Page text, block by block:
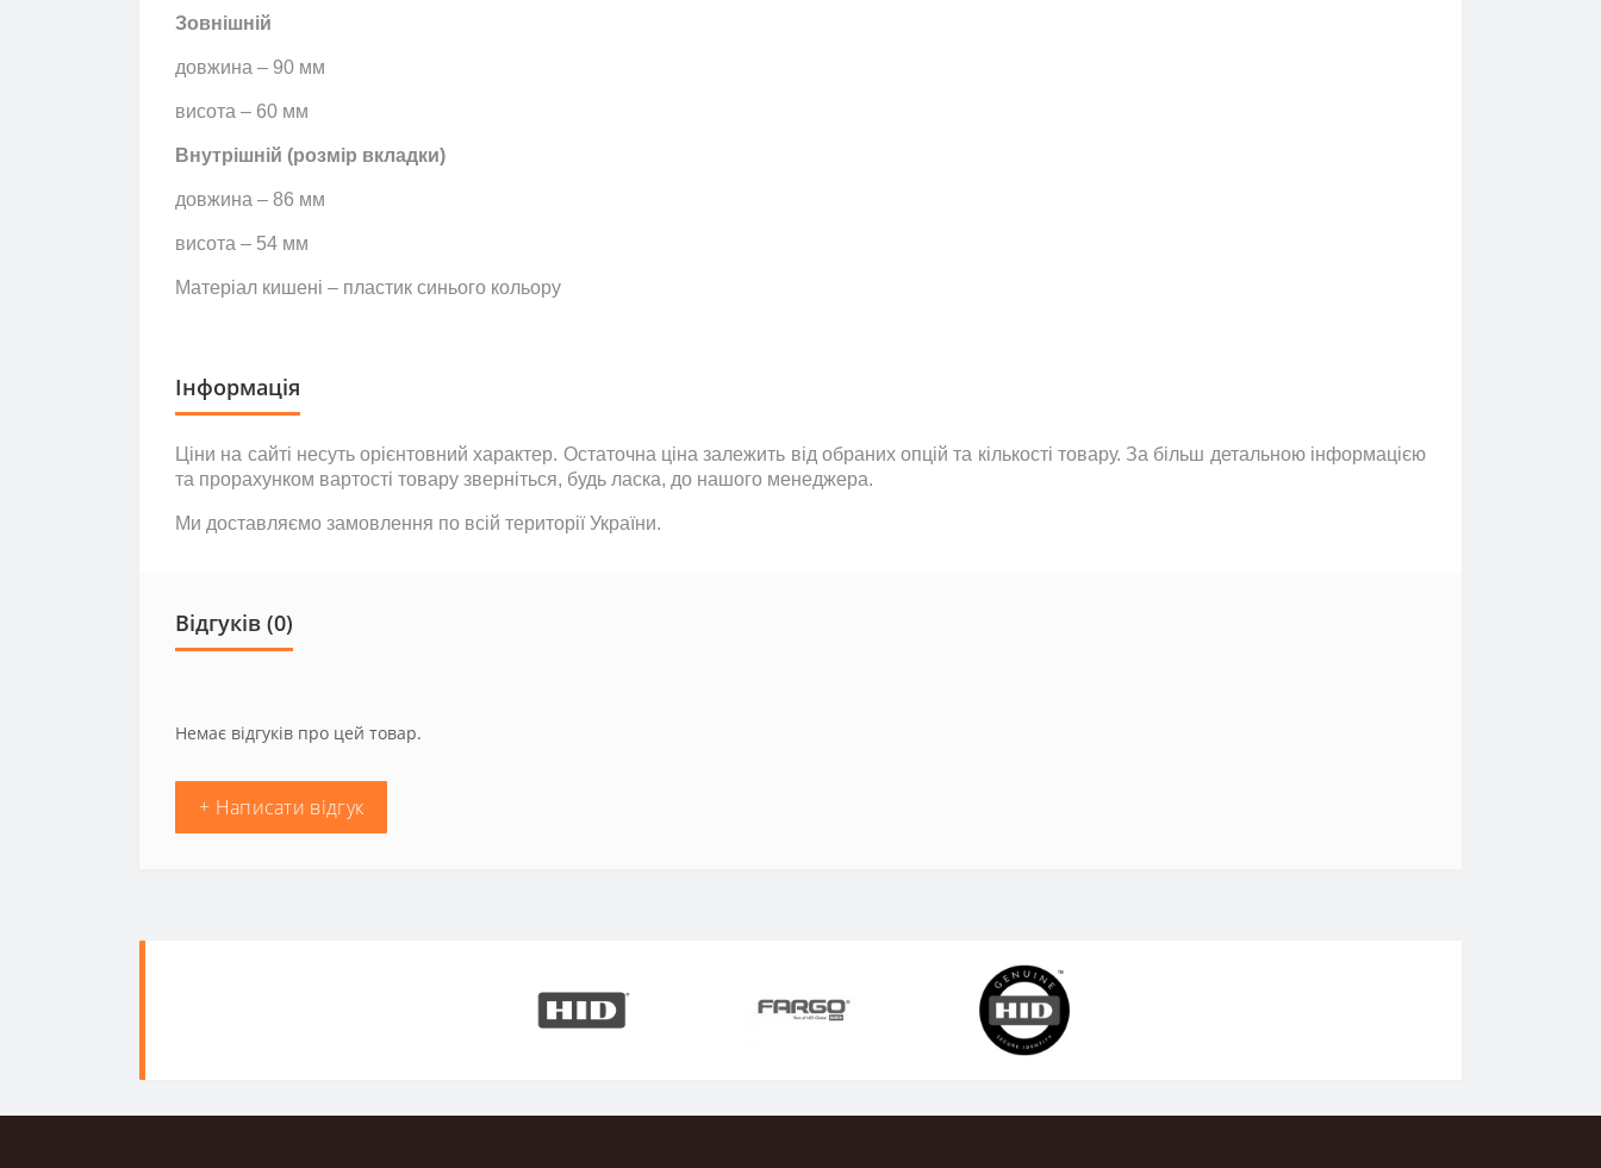
Зовнішній
довжина – 90 мм
висота – 60 мм
Внутрішній (розмір вкладки)
довжина – 86 мм
висота – 54 мм
Матеріал кишені – пластик синього кольору
Інформація
Ціни на сайті несутьорієнтовний характер. Остаточна ціна залежить від обраних опцій та кількості товару. За більш детальною інформацією
та прорахунком вартості товару зверніться, будь ласка, до нашого менеджера.
Ми доставляємо замовлення по всій території України.
Відгуків (0)
Немає відгуків про цей товар.
+ Написати відгук